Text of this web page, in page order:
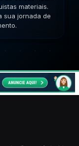
Lembre-se que
evolução e